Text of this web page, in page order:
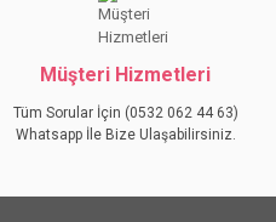
Müşteri Hizmetleri
Tüm Sorular İçin (0532 062 44 63)
Whatsapp İle Bize Ulaşabilirsiniz.